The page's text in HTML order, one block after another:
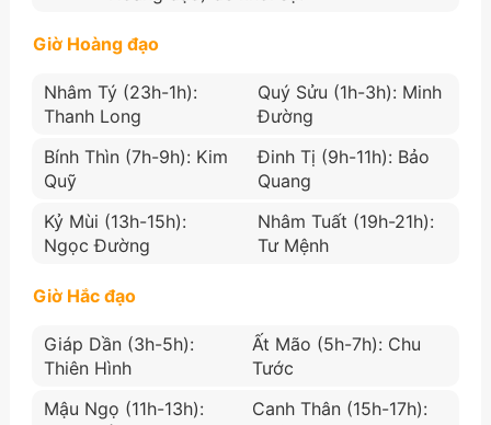
Giờ Hoàng đạo
Nhâm Tý (23h-1h):
Thanh Long
Quý Sửu (1h-3h): Minh
Đường
Bính Thìn (7h-9h): Kim
Quỹ
Đinh Tị (9h-11h): Bảo
Quang
Kỷ Mùi (13h-15h):
Ngọc Đường
Nhâm Tuất (19h-21h):
Tư Mệnh
Giờ Hắc đạo
Giáp Dần (3h-5h):
Thiên Hình
Ất Mão (5h-7h): Chu
Tước
Mậu Ngọ (11h-13h):
Canh Thân (15h-17h):